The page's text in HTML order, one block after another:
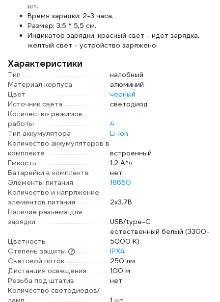
шт.
Время зарядки: 2-3 часа.
Размер: 3,5 * 5,5 см.
Индикатор зарядки: красный свет - идёт зарядка,
желтый свет - устройство заряжено.
Характеристики
Тип
налобный
Материал корпуса
алюминий
Цвет
черный
Источник света
светодиод
Количество режимов
работы
4
Тип аккумулятора
Li-Ion
Количество аккумуляторов в
комплекте
встроенный
Емкость
1.2 А*ч
Батарейки в комплекте
нет
Элементы питания
18650
Количество и напряжение
элементов питания
2х3.7В
Наличие разъема для
зарядки
USB/type-C
Цветность
естественный белый (3300-
5000 К)
Степень защиты
IPX4
Световой поток
250 лм
Дистанция освещения
100 м
Резьба под штатив
нет
Количество светодиодов/
ламп
1 шт